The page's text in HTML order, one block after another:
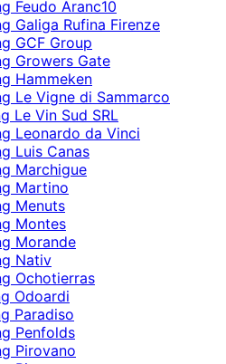
Feudo Aranc10
Galiga Rufina Firenze
GCF Group
Growers Gate
Hammeken
Le Vigne di Sammarco
Le Vin Sud SRL
Leonardo da Vinci
Luis Canas
Marchigue
Martino
Menuts
Montes
Morande
Nativ
Ochotierras
Odoardi
Paradiso
Penfolds
Pirovano